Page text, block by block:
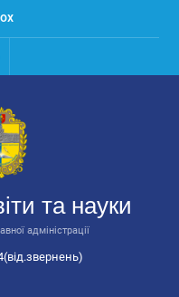
та науки
адміністрації